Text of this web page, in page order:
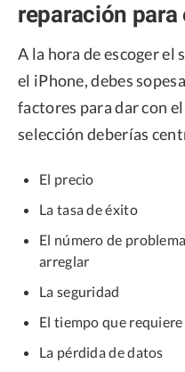
reparación para
A la hora de escoger
el iPhone, debes
factores para dar con
selección deberías
El precio
La tasa de éxito
El número de
arreglar
La seguridad
El tiempo que requiere
La pérdida de datos